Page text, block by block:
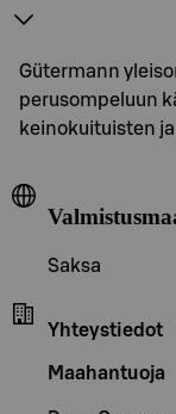
Gütermann
perusompeluun
keinokuituisten
Saksa
Yhteystiedot
Maahantuoja